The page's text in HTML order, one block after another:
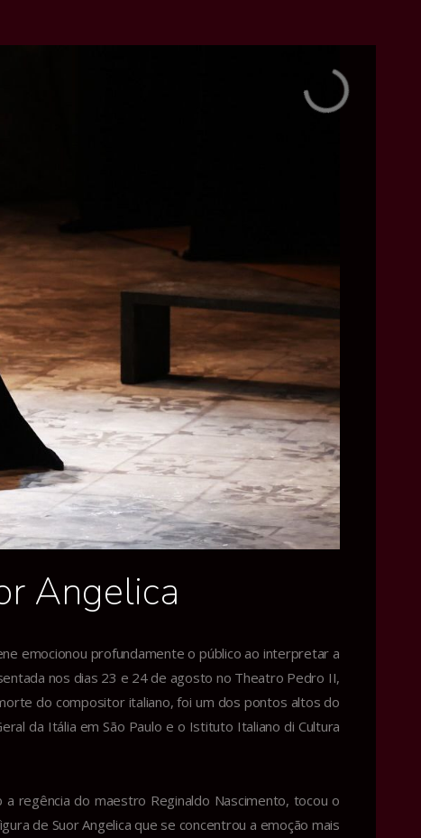
Angelica
emocionou profundamente o público ao interpretar a
nos dias 23 e 24 de agosto no Theatro Pedro II,
do compositor italiano, foi um dos pontos altos do
da Itália em São Paulo e o Istituto Italiano di Cultura
regência do maestro Reginaldo Nascimento, tocou o
de Suor Angelica que se concentrou a emoção mais